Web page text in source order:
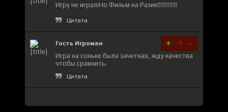
Игру не играл!Но Фильм на Разик!!!!!!!!!!!!!
Цитата
Гость Игроман + -1 -
Игра на соньке была зачетная, жду качества
чтобы сравнить.
Цитата